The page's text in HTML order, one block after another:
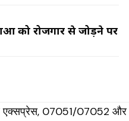
को रोजगार से जोड़ने पर
एक्सप्रेस, 07051/07052 और